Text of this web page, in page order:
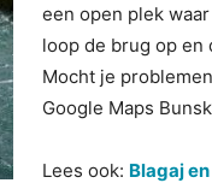
een open plek
loop de brug op en
Mocht je
Google Maps
Lees ook: Blagaj